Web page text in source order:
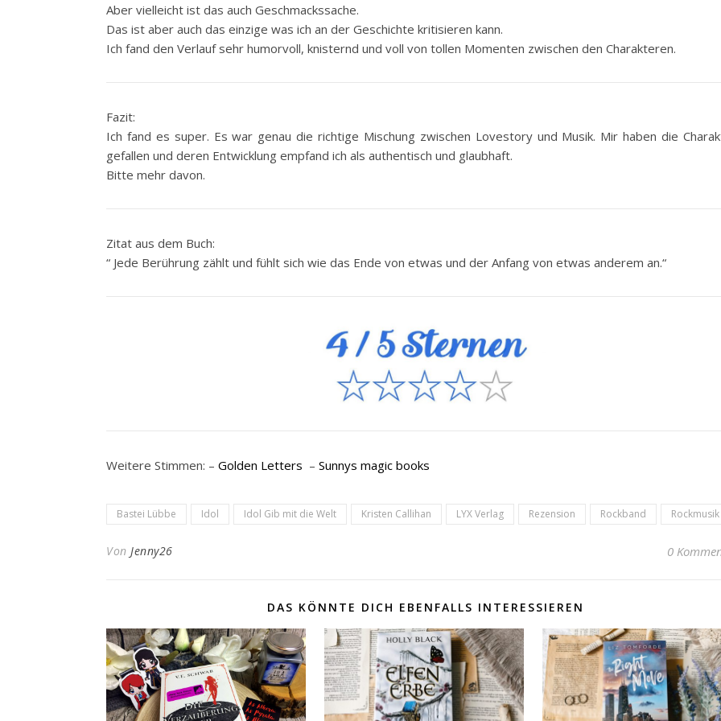
Aber vielleicht ist das auch Geschmackssache.
Das ist aber auch das einzige was ich an der Geschichte kritisieren kann.
Ich fand den Verlauf sehr humorvoll, knisternd und voll von tollen Momenten zwischen den Charakteren.
Fazit:
Ich fand es super. Es war genau die richtige Mischung zwischen Lovestory und Musik. Mir haben die
gefallen und deren Entwicklung empfand ich als authentisch und glaubhaft.
Bitte mehr davon.
Zitat aus dem Buch:
“ Jede Berührung zählt und fühlt sich wie das Ende von etwas und der Anfang von etwas anderem an.“
Weitere Stimmen: – Golden Letters – Sunnys magic books
Bastei Lübbe Idol Idol Gib mit die Welt Kristen Callihan LYX Verlag Rezension Rockband Rockmusik
Von Jenny26 0
DAS KÖNNTE DICH EBENFALLS INTERESSIEREN